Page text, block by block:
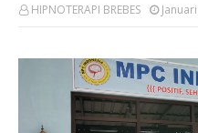
HIPNOTERAPI BREBES